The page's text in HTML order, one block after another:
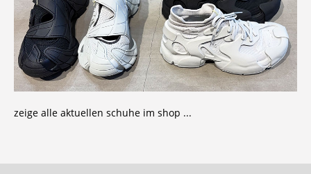
zeige alle aktuellen schuhe im shop ...